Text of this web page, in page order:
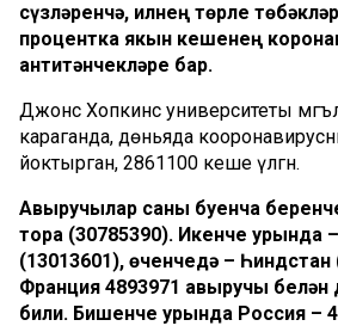
сүзләренчә, илнең төрле
процентка якын кешенең
антитәнчекләре бар.
Джонс Хопкинс университеты
караганда, дөньяда
йоктырган, 2861100 кеше үлгән.
Авыручылар саны буенча
тора (30785390). Икенче урында
(13013601), өченчедә – Һиндстан
Франция 4893971 авыручы белән
били. Бишенче урында Россия –